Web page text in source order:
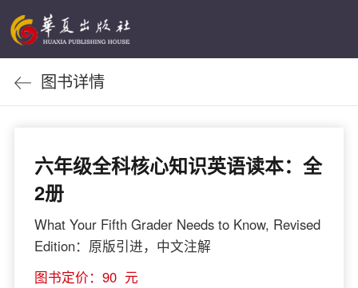
图书详情
六年级全科核心知识英语读本：全
2册
What Your Fifth Grader Needs to Know, Revised
Edition：原版引进，中文注解
图书定价：90 元